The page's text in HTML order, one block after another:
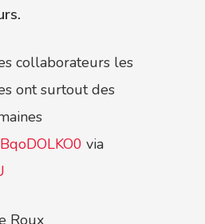
collaborateurs les
ont surtout des
via